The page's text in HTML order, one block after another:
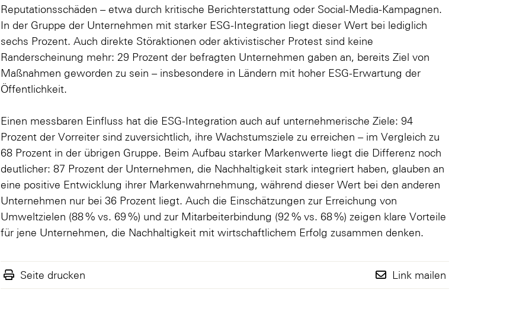
Reputationsschäden – etwa durch kritische Berichterstattung oder Social-Media-Kampagnen.
In der Gruppe der Unternehmen mit starker ESG-Integration liegt dieser Wert bei lediglich
sechs Prozent. Auch direkte Störaktionen oder aktivistischer Protest sind keine
Randerscheinung mehr: 29 Prozent der befragten Unternehmen gaben an, bereits Ziel von
Maßnahmen geworden zu sein – insbesondere in Ländern mit hoher ESG-Erwartung der
Öffentlichkeit.
Einen messbaren Einfluss hat die ESG-Integration auch auf unternehmerische Ziele: 94
Prozent der Vorreiter sind zuversichtlich, ihre Wachstumsziele zu erreichen – im Vergleich zu
68 Prozent in der übrigen Gruppe. Beim Aufbau starker Markenwerte liegt die Differenz noch
deutlicher: 87 Prozent der Unternehmen, die Nachhaltigkeit stark integriert haben, glauben an
eine positive Entwicklung ihrer Markenwahrnehmung, während dieser Wert bei den anderen
Unternehmen nur bei 36 Prozent liegt. Auch die Einschätzungen zur Erreichung von
Umweltzielen (88 % vs. 69 %) und zur Mitarbeiterbindung (92 % vs. 68 %) zeigen klare Vorteile
für jene Unternehmen, die Nachhaltigkeit mit wirtschaftlichem Erfolg zusammen denken.
Seite drucken Link mailen